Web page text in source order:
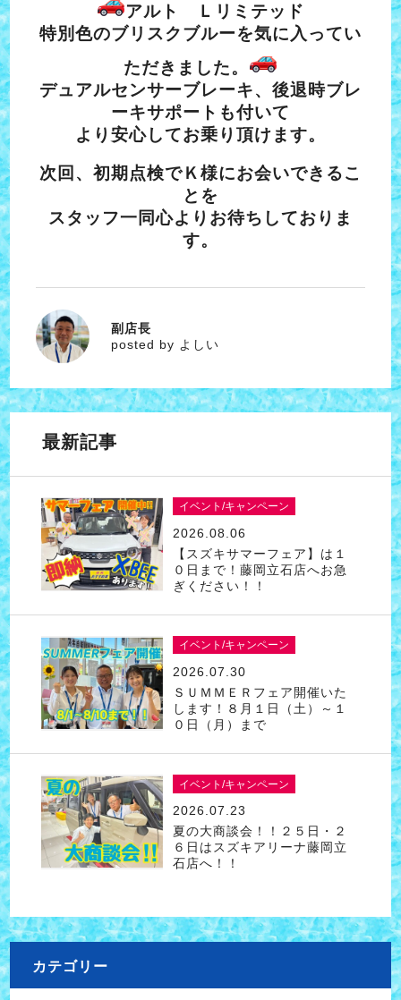
アルト Ｌリミテッド
特別色のブリスクブルーを気に入ってい
ただきました。
デュアルセンサーブレーキ、後退時ブレ
ーキサポートも付いて
より安心してお乗り頂けます。
次回、初期点検でＫ様にお会いできるこ
とを
スタッフ一同心よりお待ちしておりま
す。
よしい
副店長
posted by よしい
最新記事
イベント/キャンペーン
2026.08.06
【スズキサマーフェア】は１
０日まで！藤岡立石店へお急
ぎください！！
イベント/キャンペーン
2026.07.30
ＳＵＭＭＥＲフェア開催いた
します！８月１日（土）～１
０日（月）まで
イベント/キャンペーン
2026.07.23
夏の大商談会！！２５日・２
６日はスズキアリーナ藤岡立
石店へ！！
カテゴリー